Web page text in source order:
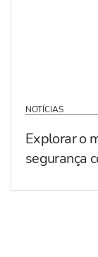
NOTÍCIAS
Explorar o
segurança